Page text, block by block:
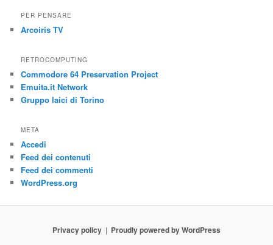
PER PENSARE
Arcoiris TV
RETROCOMPUTING
Commodore 64 Preservation Project
Emuita.it Network
Gruppo laici di Torino
META
Accedi
Feed dei contenuti
Feed dei commenti
WordPress.org
Privacy policy Proudly powered by WordPress